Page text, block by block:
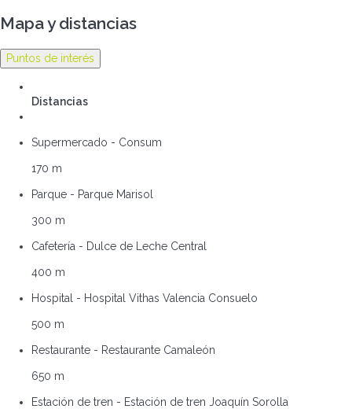
Mapa y distancias
Puntos de interés
Distancias
Supermercado - Consum
170 m
Parque - Parque Marisol
300 m
Cafetería - Dulce de Leche Central
400 m
Hospital - Hospital Vithas Valencia Consuelo
500 m
Restaurante - Restaurante Camaleón
650 m
Estación de tren - Estación de tren Joaquín Sorolla